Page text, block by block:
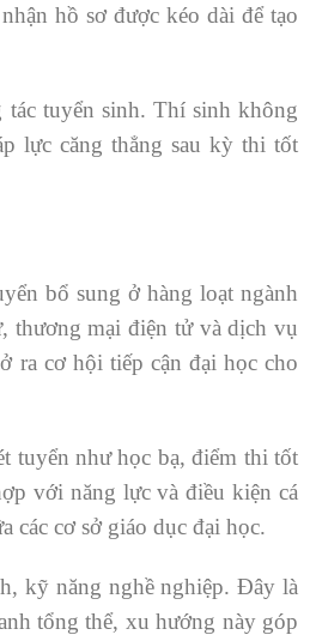
hồ sơ được kéo dài để tạo
tuyển sinh. Thí sinh không
lực căng thẳng sau kỳ thi tốt
bổ sung ở hàng loạt ngành
thương mại điện tử và dịch vụ
ra cơ hội tiếp cận đại học cho
tuyển như học bạ, điểm thi tốt
với năng lực và điều kiện cá
các cơ sở giáo dục đại học.
kỹ năng nghề nghiệp. Đây là
tổng thể, xu hướng này góp